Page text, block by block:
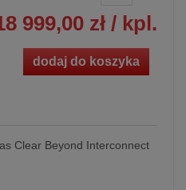
999,00 zł / kpl.
dodaj do koszyka
Clear Beyond Interconnect